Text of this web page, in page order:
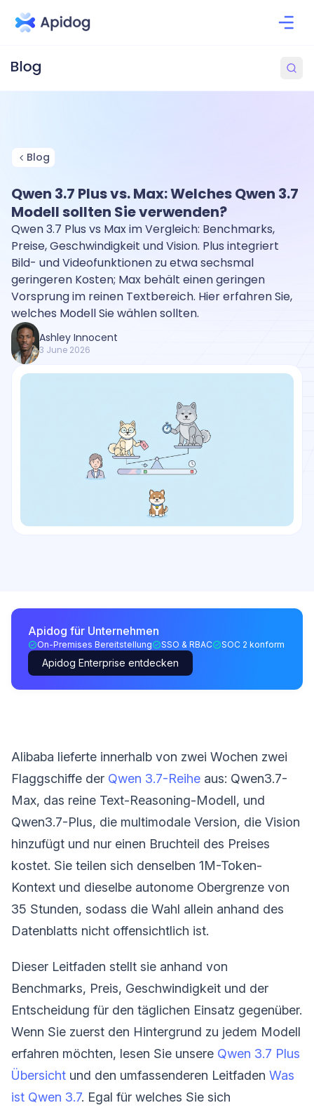
Blog
Qwen 3.7 Plus vs. Max: Welches Qwen 3.7
Modell sollten Sie verwenden?
Qwen 3.7 Plus vs Max im Vergleich: Benchmarks,
Preise, Geschwindigkeit und Vision. Plus integriert
Bild- und Videofunktionen zu etwa sechsmal
geringeren Kosten; Max behält einen geringen
Vorsprung im reinen Textbereich. Hier erfahren Sie,
welches Modell Sie wählen sollten.
Ashley Innocent
3 June 2026
Apidog für Unternehmen
On-Premises Bereitstellung SSO & RBAC SOC 2 konform
Apidog Enterprise entdecken
Alibaba lieferte innerhalb von zwei Wochen zwei
Flaggschiffe der Qwen 3.7-Reihe aus: Qwen3.7-
Max, das reine Text-Reasoning-Modell, und
Qwen3.7-Plus, die multimodale Version, die Vision
hinzufügt und nur einen Bruchteil des Preises
kostet. Sie teilen sich denselben 1M-Token-
Kontext und dieselbe autonome Obergrenze von
35 Stunden, sodass die Wahl allein anhand des
Datenblatts nicht offensichtlich ist.
Dieser Leitfaden stellt sie anhand von
Benchmarks, Preis, Geschwindigkeit und der
Entscheidung für den täglichen Einsatz gegenüber.
Wenn Sie zuerst den Hintergrund zu jedem Modell
erfahren möchten, lesen Sie unsere Qwen 3.7 Plus
Übersicht und den umfassenderen Leitfaden Was
ist Qwen 3.7. Egal für welches Sie sich